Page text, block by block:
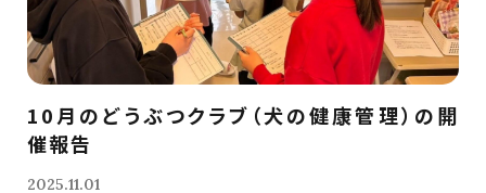
10月のどうぶつクラブ（犬の健康管理）の開
催報告
2025.11.01